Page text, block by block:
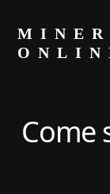
primary
sidebar
content
Minerva
Come